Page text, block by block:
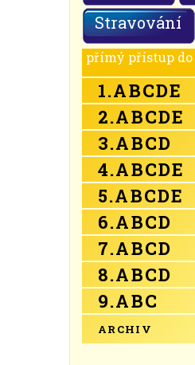
Stravování
přímý přístup
1.ABCDE
2.ABCDE
3.ABCD
4.ABCDE
5.ABCDE
6.ABCD
7.ABCD
8.ABCD
9.ABC
ARCHIV